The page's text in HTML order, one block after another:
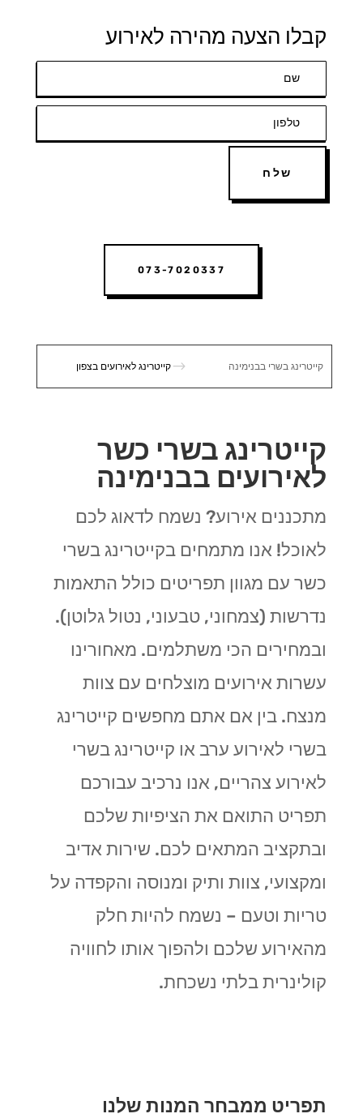
קבלו הצעה מהירה לאירוע
שלח
073-7020337
$ קייטרינג לאירועים בצפון קייטרינג בשרי בבנימינה
קייטרינג בשרי כשר
לאירועים בבנימינה
מתכננים אירוע? נשמח לדאוג לכם
לאוכל! אנו מתמחים בקייטרינג בשרי
כשר עם מגוון תפריטים כולל התאמות
נדרשות (צמחוני, טבעוני, נטול גלוטן).
ובמחירים הכי משתלמים. מאחורינו
עשרות אירועים מוצלחים עם צוות
מנצח. בין אם אתם מחפשים קייטרינג
בשרי לאירוע ערב או קייטרינג בשרי
לאירוע צהריים, אנו נרכיב עבורכם
תפריט התואם את הציפיות שלכם
ובתקציב המתאים לכם. שירות אדיב
ומקצועי, צוות ותיק ומנוסה והקפדה על
טריות וטעם – נשמח להיות חלק
מהאירוע שלכם ולהפוך אותו לחוויה
קולינרית בלתי נשכחת.
תפריט ממבחר המנות שלנו